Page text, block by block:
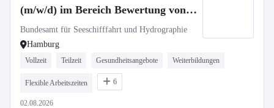
(m/w/d) im Bereich Bewertung von
Schadstoffemissionen
Bundesamt für Seeschifffahrt und Hydrographie
Hamburg
Vollzeit Teilzeit Gesundheitsangebote Weiterbildungen
Flexible Arbeitszeiten 6
02.08.2026